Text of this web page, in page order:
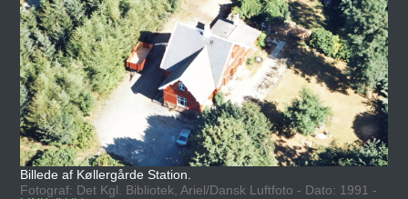
Billede af Køllergårde Station.
Fotograf: Det Kgl. Bibliotek, Ariel/Dansk Luftfoto - Dato: 1991 -